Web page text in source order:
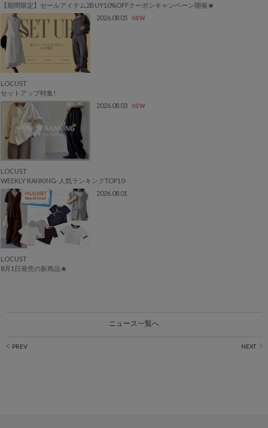
【期間限定】セールアイテム2BUY10%OFFクーポンキャンペーン開催★
2026.08.05
NEW
LOCUST
セットアップ特集!
2026.08.03
NEW
LOCUST
WEEKLY RANKING-人気ランキングTOP10-
2026.08.01
LOCUST
8月1日発売の新商品★
ニュース一覧へ